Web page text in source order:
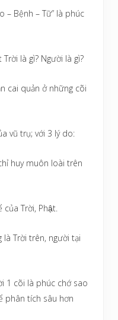
– Bệnh – Tữ” là phúc
là gì? Người là gì?
cai quản ở những cõi
vũ trụ; với 3 lý do:
huy muôn loài trên
Trời, Phật.
Trời trên, người tại
1 cõi là phúc chớ sao
phân tích sâu hơn